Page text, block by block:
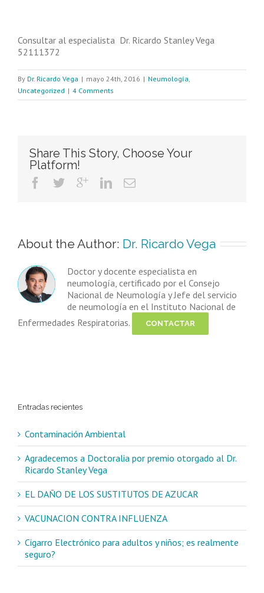
Consultar al especialista Dr. Ricardo Stanley Vega
52111372
By Dr. Ricardo Vega | mayo 24th, 2016 | Neumología,
Uncategorized | 4 Comments
Share This Story, Choose Your
Platform!
About the Author: Dr. Ricardo Vega
Doctor y docente especialista en
neumología, certificado por el Consejo
Nacional de Neumología y Jefe del servicio
de neumología en el Instituto Nacional de
Enfermedades Respiratorias.
CONTACTAR
Entradas recientes
Contaminación Ambiental
Agradecemos a Doctoralia por premio otorgado al Dr.
Ricardo Stanley Vega
EL DAÑO DE LOS SUSTITUTOS DE AZUCAR
VACUNACION CONTRA INFLUENZA
Cigarro Electrónico para adultos y niños; es realmente
seguro?